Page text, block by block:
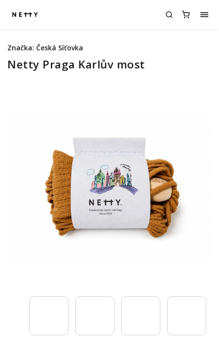
Netty Praga Karlův most
Značka: Česká Síťovka